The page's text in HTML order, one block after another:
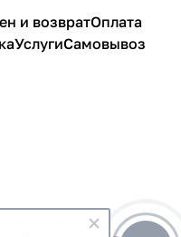
и возвратОплата
УслугиСамовывоз
шоссе 47